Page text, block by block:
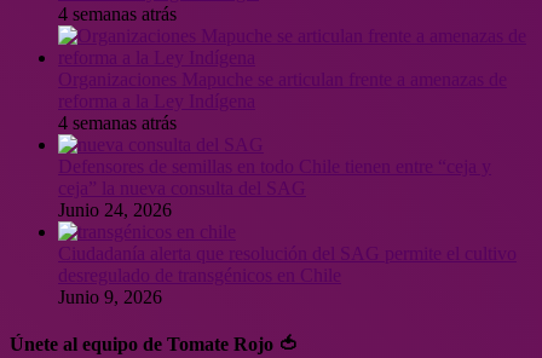
4 semanas atrás
Organizaciones Mapuche se articulan frente a amenazas de
4 semanas atrás
Junio 24, 2026
Ciudadanía alerta que resolución del SAG permite el cultivo
desregulado de transgénicos en Chile
Junio 9, 2026
Únete al equipo de Tomate Rojo 🍅